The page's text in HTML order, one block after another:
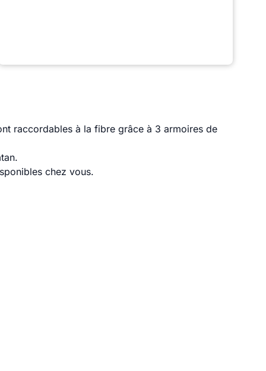
raccordables à la fibre grâce à 3 armoires de
chez vous.